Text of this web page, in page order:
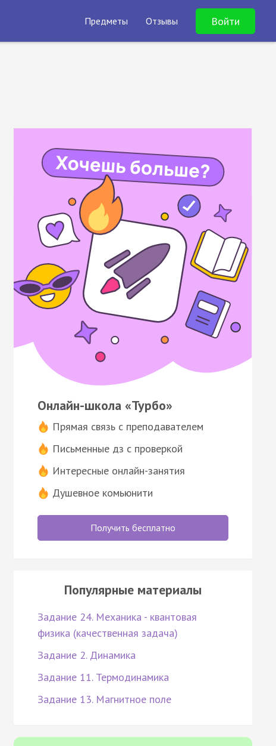
Предметы Отзывы Войти
Онлайн-школа «Турбо»
Прямая связь с преподавателем
Письменные дз с проверкой
Интересные онлайн-занятия
Душевное комьюнити
Получить бесплатно
Популярные материалы
Задание 24. Механика - квантовая
физика (качественная задача)
Задание 2. Динамика
Задание 11. Термодинамика
Задание 13. Магнитное поле